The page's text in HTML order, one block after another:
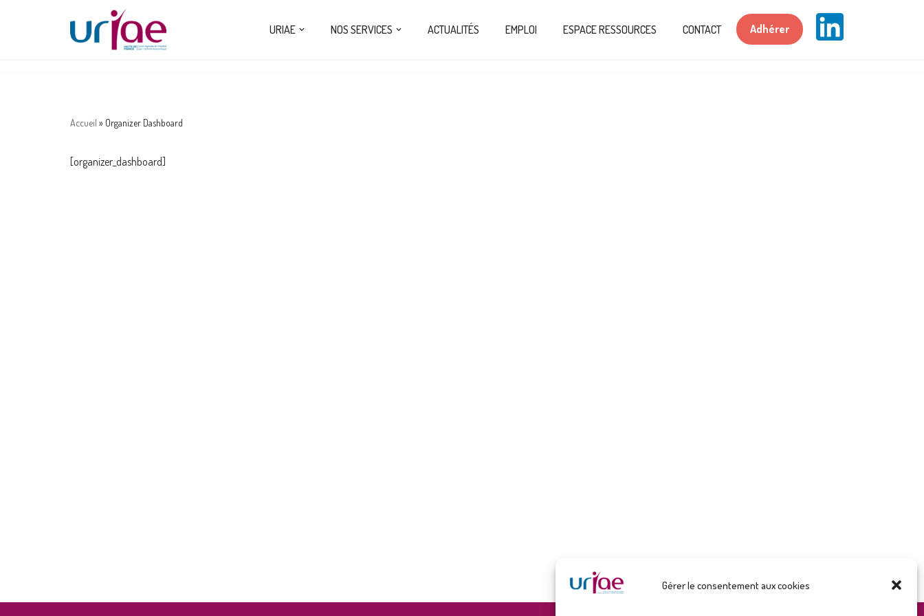
Gérer le consentement aux cookies
URIAE NOS SERVICES ACTUALITÉS EMPLOI ESPACE RESSOURCES CONTACT Adhérer
Accueil » Organizer Dashboard
[organizer_dashboard]